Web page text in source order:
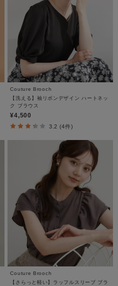
Couture Brooch
【洗える】袖リボンデザイン ハートネッ
ク ブラウス
¥4,500
3.2 (4件)
Couture Brooch
【さらっと軽い】ラッフルスリーブ ブラ